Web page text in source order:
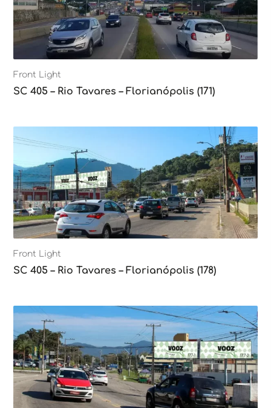
Front Light
SC 405 – Rio Tavares – Florianópolis (171)
Front Light
SC 405 – Rio Tavares – Florianópolis (178)